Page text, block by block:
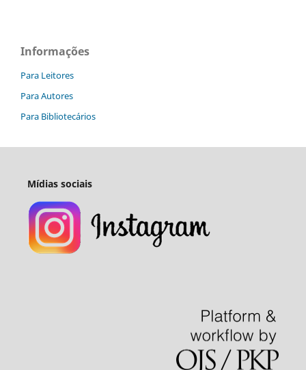
Informações
Para Leitores
Para Autores
Para Bibliotecários
Mídias sociais